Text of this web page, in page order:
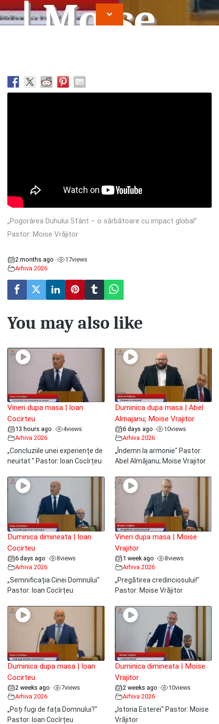
| Moise
Vrajitor
„Pogorârea Duhului Sfânt – o sărbătoare cu impact global”
Pastor: Moise Vrăjitor
2 months ago • 17views
Arhiva 2026
You may also like
Vineri dupa masa | Ioan
Cocirteu
13 hours ago • 4views
Arhiva 2026
„Concluziile unei experiențe de
neuitat " Pastor: Ioan Cocîrțeu
Duminica dupa masa | Abel
Almajanu; Moise Vrajitor
6 days ago • 10views
Arhiva 2026
„Îndemn la armonie" Pastor:
Abel Almăjanu; Moise Vrajitor
Duminica dimineata | Ioan
Cocirteu
6 days ago • 8views
Arhiva 2026
„Semnificația Cinei Domnului"
Pastor: Ioan Cocîrțeu
Vineri dupa masa | Moise
Vrajitor
1 week ago • 8views
Arhiva 2026
„Pregătirea credinciosului!"
Pastor: Moise Vrăjitor
Duminica dupa masa | Ioan
Cocirteu
2 weeks ago • 7views
Arhiva 2026
„Poți fugi de fața Domnului?"
Pastor: Ioan Cocîrțeu
Duminica dimineata | Moise
Vrajitor
2 weeks ago • 10views
Arhiva 2026
„Istoria Esterei" Pastor: Moise
Vrăjitor